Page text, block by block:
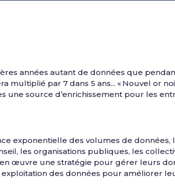
années autant de données que
multiplié par 7 dans 5 ans... « Nouvel or
une source d’enrichissement pour les
exponentielle des volumes de
les organisations publiques, les
œuvre une stratégie pour gérer leurs
exploitation des données pour améliorer